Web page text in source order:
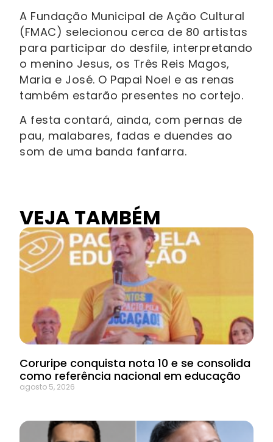
A Fundação Municipal de Ação Cultural
(FMAC) selecionou cerca de 80 artistas
para participar do desfile, interpretando
o menino Jesus, os Três Reis Magos,
Maria e José. O Papai Noel e as renas
também estarão presentes no cortejo.
A festa contará, ainda, com pernas de
pau, malabares, fadas e duendes ao
som de uma banda fanfarra.
VEJA TAMBÉM
Coruripe conquista nota 10 e se consolida
como referência nacional em educação
agosto 5, 2026